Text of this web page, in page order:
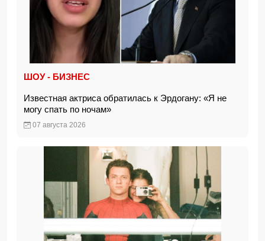
ШОУ - БИЗНЕС
Известная актриса обратилась к Эрдогану: «Я не
могу спать по ночам»
07 августа 2026